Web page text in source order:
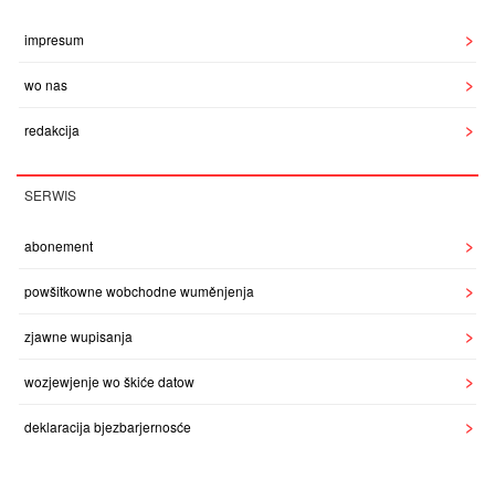
impresum
wo nas
redakcija
SERWIS
abonement
powšitkowne wobchodne wuměnjenja
zjawne wupisanja
wozjewjenje wo škiće datow
deklaracija bjezbarjernosće